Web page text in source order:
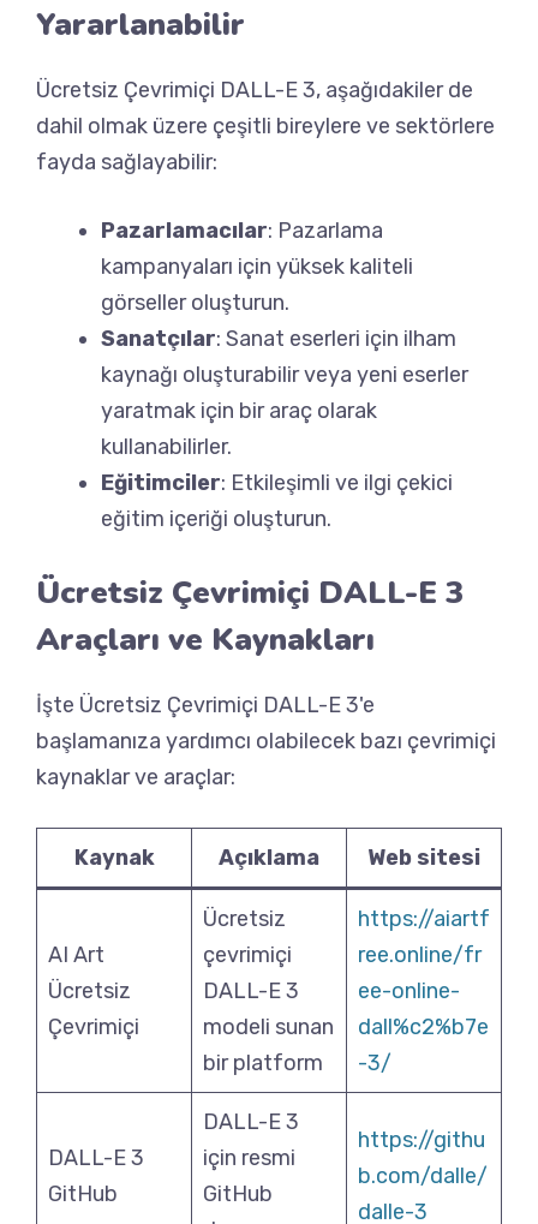
Yararlanabilir
Ücretsiz Çevrimiçi DALL-E 3, aşağıdakiler de
dahil olmak üzere çeşitli bireylere ve sektörlere
fayda sağlayabilir:
Pazarlamacılar: Pazarlama
kampanyaları için yüksek kaliteli
görseller oluşturun.
Sanatçılar: Sanat eserleri için ilham
kaynağı oluşturabilir veya yeni eserler
yaratmak için bir araç olarak
kullanabilirler.
Eğitimciler: Etkileşimli ve ilgi çekici
eğitim içeriği oluşturun.
Ücretsiz Çevrimiçi DALL-E 3
Araçları ve Kaynakları
İşte Ücretsiz Çevrimiçi DALL-E 3'e
başlamanıza yardımcı olabilecek bazı çevrimiçi
kaynaklar ve araçlar:
Kaynak Açıklama Web sitesi
AI Art
Ücretsiz
Çevrimiçi
Ücretsiz
çevrimiçi
DALL-E 3
modeli sunan
bir platform
https://aiartf
ree.online/fr
ee-online-
dall%c2%b7e
-3/
DALL-E 3
GitHub
DALL-E 3
için resmi
GitHub
https://githu
b.com/dalle/
dalle-3